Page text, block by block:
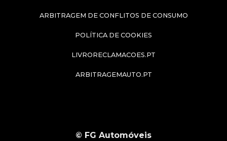
ARBITRAGEM DE CONFLITOS DE CONSUMO
POLÍTICA DE COOKIES
LIVRORECLAMACOES.PT
ARBITRAGEMAUTO.PT
© FG Automóveis